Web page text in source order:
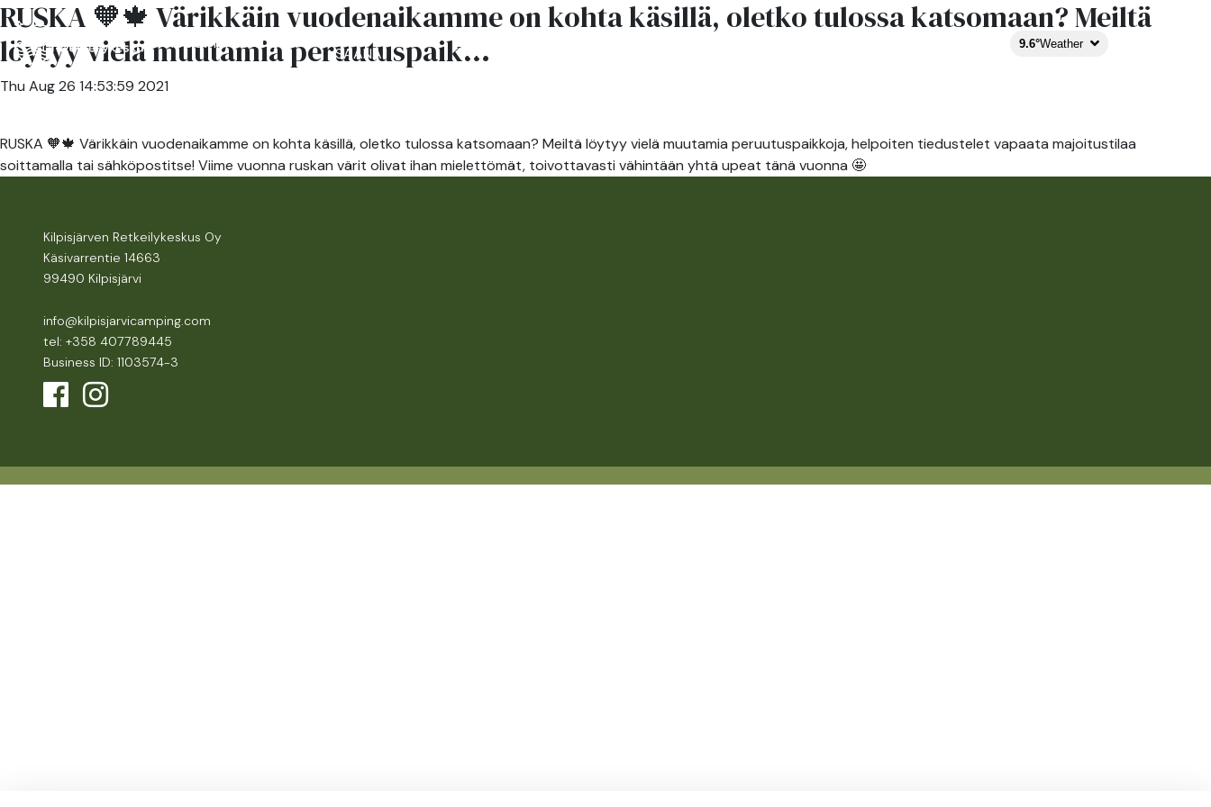
ACCOMMODATION
RESTAURANT
SAANA
ABOUT
US
TRAIL
9.6°Weather
RUSKA 🧡🍁 Värikkäin vuodenaikamme on kohta käsillä, oletko tulossa katsomaan? Meiltä
löytyy vielä muutamia peruutuspaik...
Thu Aug 26 14:53:59 2021
RUSKA 🧡🍁 Värikkäin vuodenaikamme on kohta käsillä, oletko tulossa katsomaan? Meiltä löytyy vielä muutamia peruutuspaikkoja, helpoiten tiedustelet vapaata majoitustilaa
soittamalla tai sähköpostitse! Viime vuonna ruskan värit olivat ihan mielettömät, toivottavasti vähintään yhtä upeat tänä vuonna 🤩
Kilpisjärven Retkeilykeskus Oy
Käsivarrentie 14663
99490 Kilpisjärvi
info@kilpisjarvicamping.com
tel: +358 407789445
Business ID: 1103574-3